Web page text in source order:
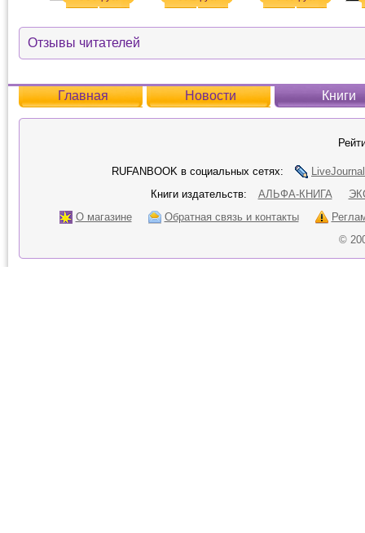
Отзывы читателей
Главная Новости Книги
RUFANBOOK в социальных сетях:
LiveJournal
Книги издательств:
АЛЬФА-КНИГА
О магазине
Обратная связь и контакты
©